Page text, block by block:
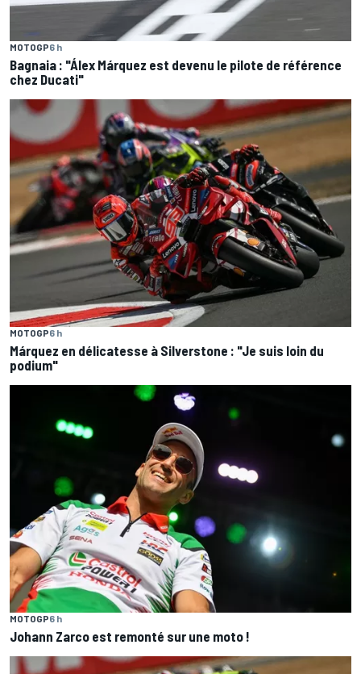
MOTOGP6 h
Bagnaia : "Álex Márquez est devenu le pilote de référence
chez Ducati"
MOTOGP6 h
Márquez en délicatesse à Silverstone : "Je suis loin du
podium"
MOTOGP6 h
Johann Zarco est remonté sur une moto !